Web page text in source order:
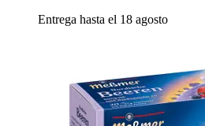
Entrega hasta el 18 agosto